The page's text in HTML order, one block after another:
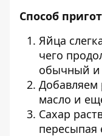
Способ
Яйца
чего
обычный и
Добавляем
масло и
Сахар
пересыпая